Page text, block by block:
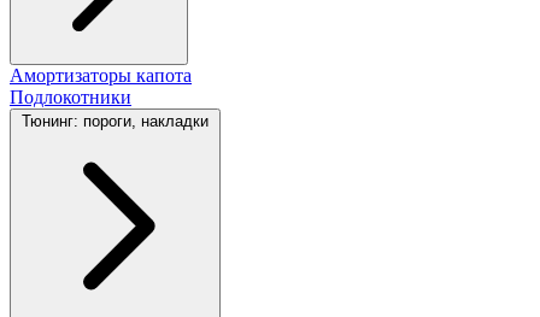
Амортизаторы капота
Подлокотники
Тюнинг: пороги, накладки